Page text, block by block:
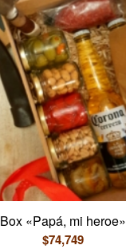
Box «Papá, mi heroe»
$74,749